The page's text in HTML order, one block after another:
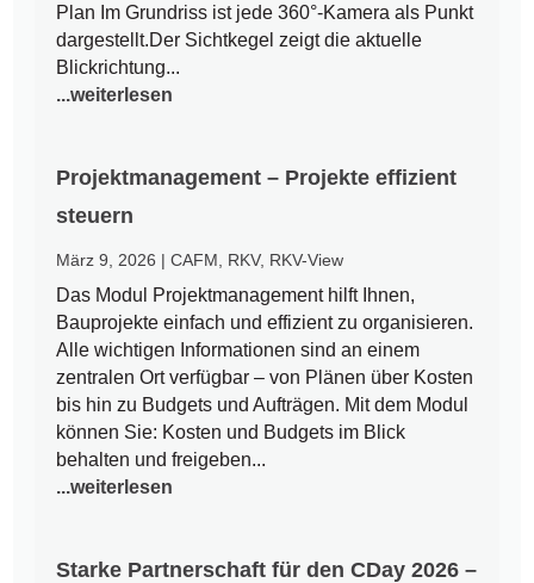
Plan Im Grundriss ist jede 360°-Kamera als Punkt
dargestellt.Der Sichtkegel zeigt die aktuelle
Blickrichtung...
...weiterlesen
Projektmanagement – Projekte effizient
steuern
März 9, 2026 |CAFM RKV, RKV-View
Das Modul Projektmanagement hilft Ihnen,
Bauprojekte einfach und effizient zu organisieren.
Alle wichtigen Informationen sind an einem
zentralen Ort verfügbar – von Plänen über Kosten
bis hin zu Budgets und Aufträgen. Mit dem Modul
können Sie: Kosten und Budgets im Blick
behalten und freigeben...
...weiterlesen
Starke Partnerschaft für den CDay 2026 –